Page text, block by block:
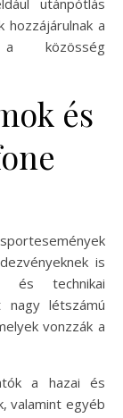
utánpótlás
a
közösség
és
is
és technikai
létszámú
vonzzák a
a hazai és
valamint egyéb